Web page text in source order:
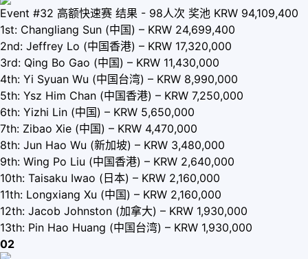
Event #32 高额快速赛 结果 - 98人次 奖池 KRW 94,109,400
1st: Changliang Sun (中国) – KRW 24,699,400
2nd: Jeffrey Lo (中国香港) – KRW 17,320,000
3rd: Qing Bo Gao (中国) – KRW 11,430,000
4th: Yi Syuan Wu (中国台湾) – KRW 8,990,000
5th: Ysz Him Chan (中国香港) – KRW 7,250,000
6th: Yizhi Lin (中国) – KRW 5,650,000
7th: Zibao Xie (中国) – KRW 4,470,000
8th: Jun Hao Wu (新加坡) – KRW 3,480,000
9th: Wing Po Liu (中国香港) – KRW 2,640,000
10th: Taisaku Iwao (日本) – KRW 2,160,000
11th: Longxiang Xu (中国) – KRW 2,160,000
12th: Jacob Johnston (加拿大) – KRW 1,930,000
13th: Pin Hao Huang (中国台湾) – KRW 1,930,000
02